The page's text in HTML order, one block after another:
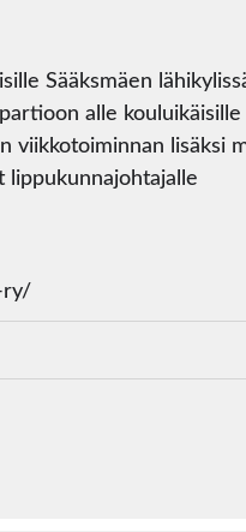
Sääksmäen
alle kouluikäisille
viikkotoiminnan lisäksi
lippukunnajohtajalle
ry/